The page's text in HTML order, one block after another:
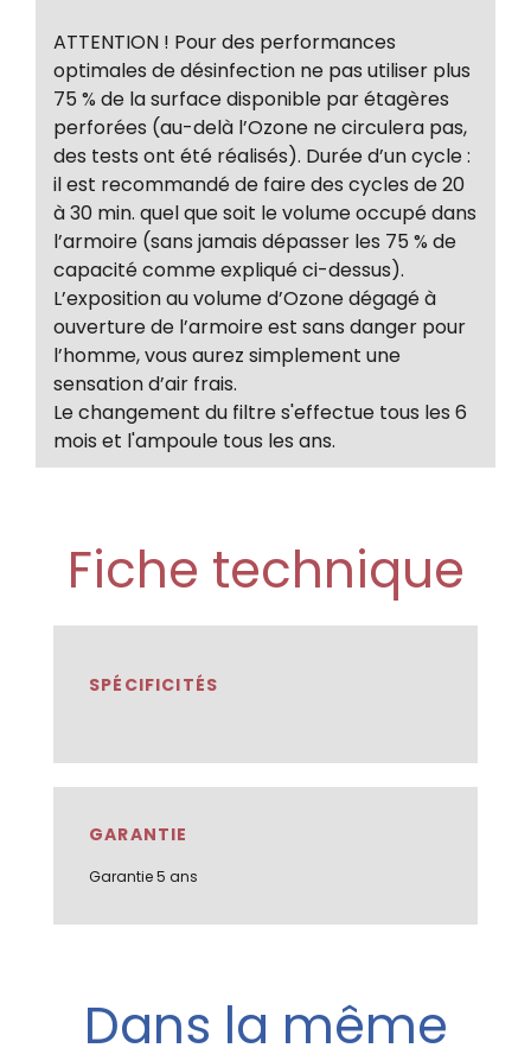
ATTENTION ! Pour des performances
optimales de désinfection ne pas utiliser plus
75 % de la surface disponible par étagères
perforées (au-delà l’Ozone ne circulera pas,
des tests ont été réalisés). Durée d’un cycle :
il est recommandé de faire des cycles de 20
à 30 min. quel que soit le volume occupé dans
l’armoire (sans jamais dépasser les 75 % de
capacité comme expliqué ci-dessus).
L’exposition au volume d’Ozone dégagé à
ouverture de l’armoire est sans danger pour
l’homme, vous aurez simplement une
sensation d’air frais.
Le changement du filtre s'effectue tous les 6
mois et l'ampoule tous les ans.
Fiche technique
SPÉCIFICITÉS
GARANTIE
Garantie 5 ans
Dans la même